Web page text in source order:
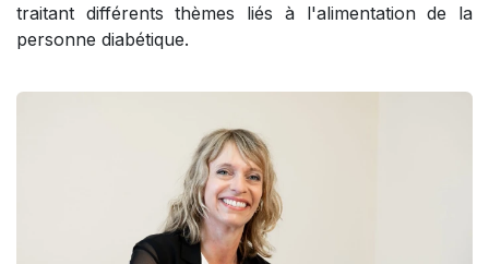
traitant différents thèmes liés à l'alimentation de la
personne diabétique.